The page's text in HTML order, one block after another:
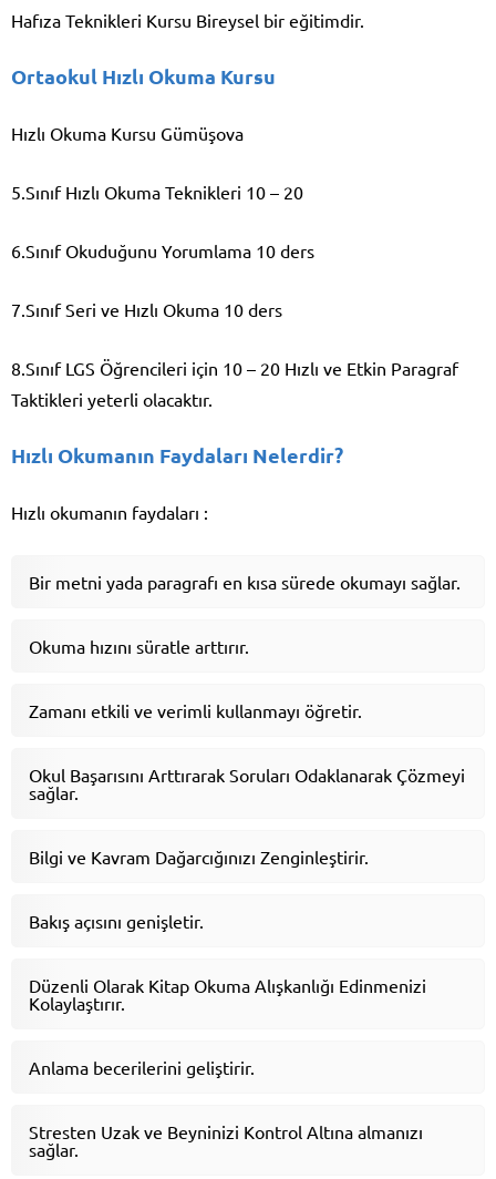
Hafıza Teknikleri Kursu Bireysel bir eğitimdir.
Ortaokul Hızlı Okuma Kursu
Hızlı Okuma Kursu Gümüşova
5.Sınıf Hızlı Okuma Teknikleri 10 – 20
6.Sınıf Okuduğunu Yorumlama 10 ders
7.Sınıf Seri ve Hızlı Okuma 10 ders
8.Sınıf LGS Öğrencileri için 10 – 20 Hızlı ve Etkin Paragraf
Taktikleri yeterli olacaktır.
Hızlı Okumanın Faydaları Nelerdir?
Hızlı okumanın faydaları :
Bir metni yada paragrafı en kısa sürede okumayı sağlar.
Okuma hızını süratle arttırır.
Zamanı etkili ve verimli kullanmayı öğretir.
Okul Başarısını Arttırarak Soruları Odaklanarak Çözmeyi
sağlar.
Bilgi ve Kavram Dağarcığınızı Zenginleştirir.
Bakış açısını genişletir.
Düzenli Olarak Kitap Okuma Alışkanlığı Edinmenizi
Kolaylaştırır.
Anlama becerilerini geliştirir.
Stresten Uzak ve Beyninizi Kontrol Altına almanızı
sağlar.